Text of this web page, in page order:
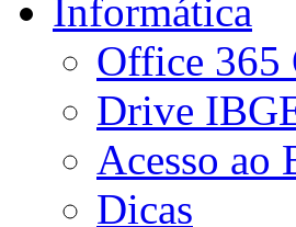
Informática
Office 365
Drive
Acesso ao
Dicas